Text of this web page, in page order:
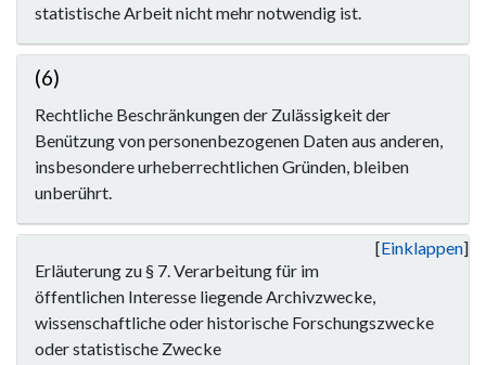
statistische Arbeit nicht mehr notwendig ist.
(6)
Rechtliche Beschränkungen der Zulässigkeit der
Benützung von personenbezogenen Daten aus anderen,
insbesondere urheberrechtlichen Gründen, bleiben
unberührt.
Einklappen
Erläuterung zu § 7. Verarbeitung für im
öffentlichen Interesse liegende Archivzwecke,
wissenschaftliche oder historische Forschungszwecke
oder statistische Zwecke